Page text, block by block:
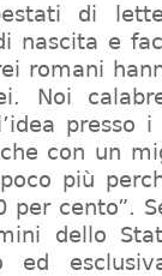
di
nascita e
romani
Noi
presso
con un
più
cento”.
dello